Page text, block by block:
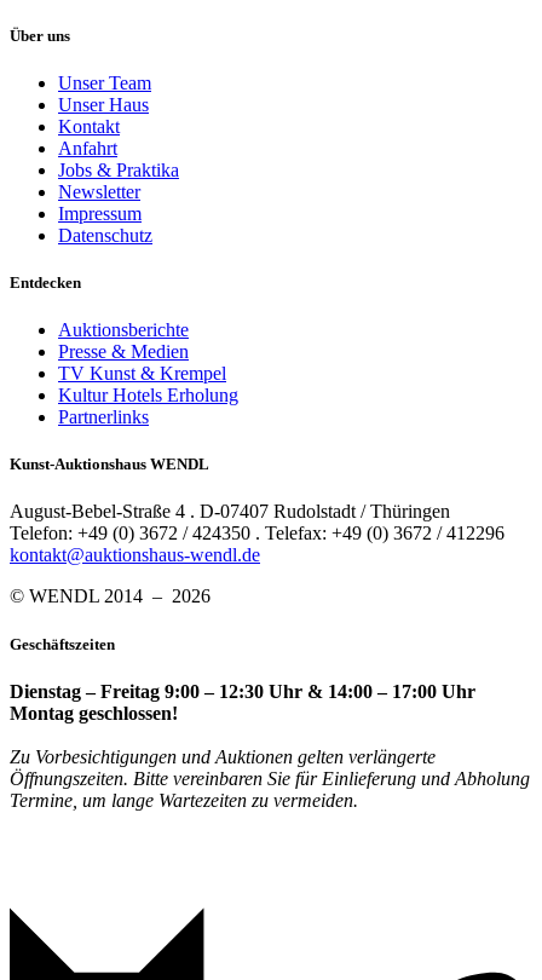
Über uns
Unser Team
Unser Haus
Kontakt
Anfahrt
Jobs & Praktika
Newsletter
Impressum
Datenschutz
Entdecken
Auktionsberichte
Presse & Medien
TV Kunst & Krempel
Kultur Hotels Erholung
Partnerlinks
Kunst-Auktionshaus WENDL
August-Bebel-Straße 4 . D-07407 Rudolstadt / Thüringen
Telefon: +49 (0) 3672 / 424350 . Telefax: +49 (0) 3672 / 412296
kontakt@auktionshaus-wendl.de
© WENDL 2014 – 2026
Geschäftszeiten
Dienstag – Freitag 9:00 – 12:30 Uhr & 14:00 – 17:00 Uhr
Montag geschlossen!
Zu Vorbesichtigungen und Auktionen gelten verlängerte
Öffnungszeiten. Bitte vereinbaren Sie für Einlieferung und Abholung
Termine, um lange Wartezeiten zu vermeiden.